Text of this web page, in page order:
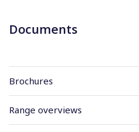
Documents
Brochures
Range overviews